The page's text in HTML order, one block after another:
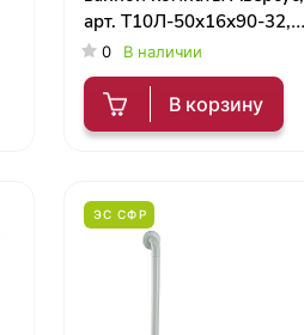
арт. Т10Л-50х16х90-32,
левый
0 В наличии
В корзину
ЭС СФР